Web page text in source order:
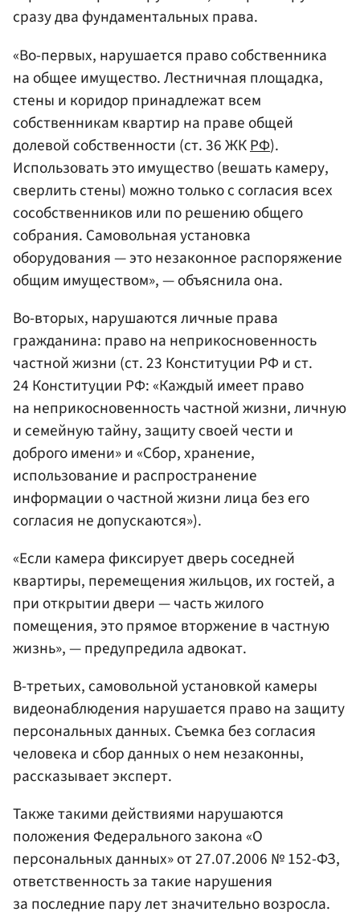
сразу два фундаментальных права.
«Во-первых, нарушается право собственника
на общее имущество. Лестничная площадка,
стены и коридор принадлежат всем
собственникам квартир на праве общей
долевой собственности (ст. 36 ЖКРФ).
Использовать это имущество (вешать камеру,
сверлить стены) можно только с согласия всех
сособственников или по решению общего
собрания. Самовольная установка
оборудования — это незаконное распоряжение
общим имуществом», — объяснила она.
Во-вторых, нарушаются личные права
гражданина: право на неприкосновенность
частной жизни (ст. 23 Конституции РФ и ст.
24 Конституции РФ: «Каждый имеет право
на неприкосновенность частной жизни, личную
и семейную тайну, защиту своей чести и
доброго имени» и «Сбор, хранение,
использование и распространение
информации о частной жизни лица без его
согласия не допускаются»).
«Если камера фиксирует дверь соседней
квартиры, перемещения жильцов, их гостей, а
при открытии двери — часть жилого
помещения, это прямое вторжение в частную
жизнь», — предупредила адвокат.
В-третьих, самовольной установкой камеры
видеонаблюдения нарушается право на защиту
персональных данных. Съемка без согласия
человека и сбор данных о нем незаконны,
рассказывает эксперт.
Также такими действиями нарушаются
положения Федерального закона «О
персональных данных» от 27.07.2006 № 152-ФЗ,
ответственность за такие нарушения
за последние пару лет значительно возросла.